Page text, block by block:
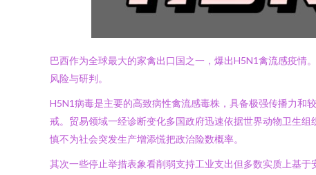
巴西作为全球最大的家禽出口国之一，爆出H5N1禽流感疫情
风险与研判。
H5N1病毒是主要的高致病性禽流感毒株，具备极强传播力和
戒。贸易领域一经诊断变化多国政府迅速依据世界动物卫生
慎不为社会突发生产增添慌把政治险数概率。
其次一些停止举措表象看削弱支持工业支出但多数实质上基